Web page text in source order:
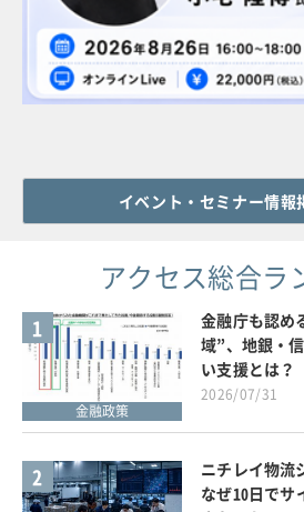
イベント・セミナー情
アクセス総合ラ
1
金融政策
金融庁も認め
域”、地銀・
い支援とは？
2026/07/31
2
ニチレイ物流
なぜ10日でサ